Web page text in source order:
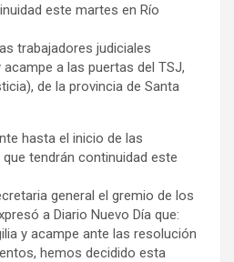
este martes en Río
trabajadores judiciales
a las puertas del TSJ,
de la provincia de Santa
hasta el inicio de las
tendrán continuidad este
general el gremio de los
a Diario Nuevo Día que:
y acampe ante las resolución
hemos decidido esta